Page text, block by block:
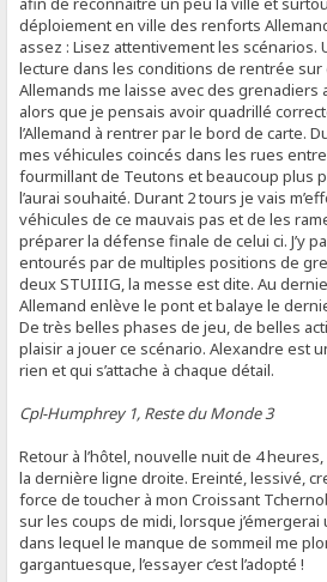
déploiement en ville des renforts
assez : Lisez attentivement les scénarios.
lecture dans les conditions de rentrée
Allemands me laisse avec des grenadiers
alors que je pensais avoir quadrillé
l’Allemand à rentrer par le bord de carte.
mes véhicules coincés dans les rues
fourmillant de Teutons et beaucoup plus
l’aurai souhaité. Durant 2 tours je vais
véhicules de ce mauvais pas et de les
préparer la défense finale de celui ci. J’y
entourés par de multiples positions de
deux STUIIIG, la messe est dite. Au
Allemand enlève le pont et balaye le
De très belles phases de jeu, de belles
plaisir a jouer ce scénario. Alexandre est
rien et qui s’attache à chaque détail.
Cpl-Humphrey 1, Reste du Monde 3
Retour à l’hôtel, nouvelle nuit de 4
la dernière ligne droite. Ereinté, lessivé,
force de toucher à mon Croissant
sur les coups de midi, lorsque
dans lequel le manque de sommeil me
gargantuesque, l’essayer c’est l’adopté !